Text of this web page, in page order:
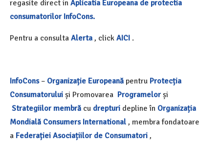
regasite direct in Aplicatia Europeana de protectia
consumatorilor InfoCons.
Pentru a consulta Alerta , click AICI .
InfoCons – Organizație Europeană pentru Protecția
Consumatorului și Promovarea Programelor și
Strategiilor membră cu drepturi depline în Organizația
Mondială Consumers International , membra fondatoare
a Federației Asociațiilor de Consumatori ,